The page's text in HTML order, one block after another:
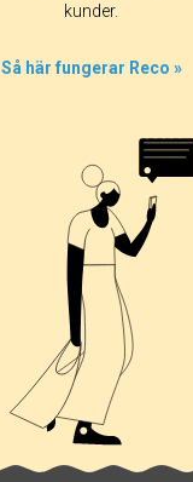
kunder.
Så här fungerar Reco »